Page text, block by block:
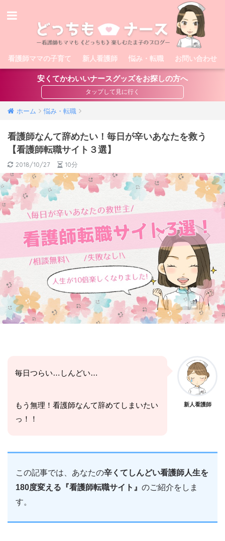
看護師ママの子育て 新人看護師 悩み・転職 お問い合わせ
安くてかわいいナースグッズをお探しの方へ
ホーム 悩み・転職
看護師なんて辞めたい！毎日が辛いあなたを救う
【看護師転職サイト３選】
2018/10/27 10分
毎日つらい…しんどい…
もう無理！看護師なんて辞めてしまいたい
っ！！
新人看護師
この記事では、あなたの辛くてしんどい看護師人生を
180度変える『看護師転職サイト』 のご紹介をしま
す。